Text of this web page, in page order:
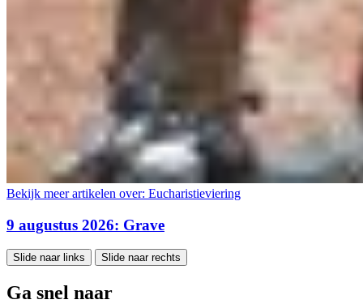
Bekijk meer artikelen over: Eucharistieviering
9 augustus 2026: Grave
Slide naar links Slide naar rechts
Ga snel naar